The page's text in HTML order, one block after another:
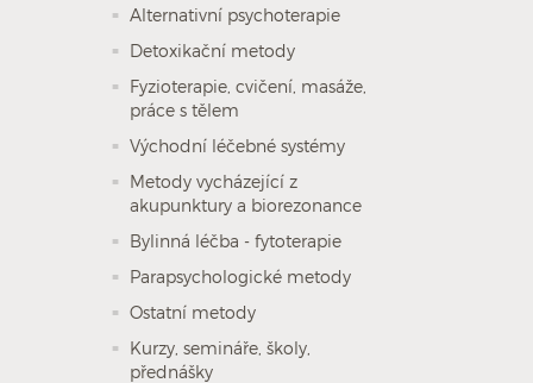
Alternativní psychoterapie
Detoxikační metody
Fyzioterapie, cvičení, masáže,
práce s tělem
Východní léčebné systémy
Metody vycházející z
akupunktury a biorezonance
Bylinná léčba - fytoterapie
Parapsychologické metody
Ostatní metody
Kurzy, semináře, školy,
přednášky